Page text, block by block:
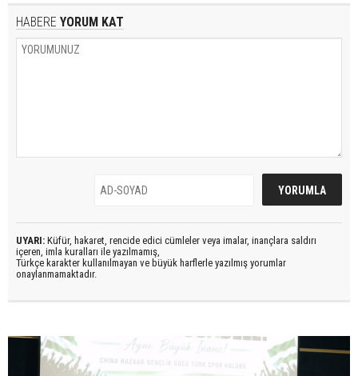
HABERE YORUM KAT
UYARI: Küfür, hakaret, rencide edici cümleler veya imalar, inançlara saldırı
içeren, imla kuralları ile yazılmamış,
Türkçe karakter kullanılmayan ve büyük harflerle yazılmış yorumlar
onaylanmamaktadır.